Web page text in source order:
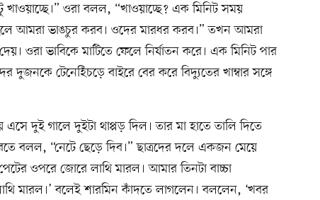
খাওয়াচ্ছে।” ওরা বলল, “খাওয়াচ্ছে? এক মিনিট সময়
আমরা ভাঙচুর করব। ওদের মারধর করব।” তখন আমরা
ওরা ভাবিকে মাটিতে ফেলে নির্যাতন করে। এক মিনিট পার
দুজনকে টেনেহিঁচড়ে বাইরে বের করে বিদ্যুতের খাম্বার সঙ্গে
দুই গালে দুইটা থাপ্পড় দিল। তার মা হাতে তালি দিতে
বলল, “নেটে ছেড়ে দিব।” ছাত্রদের দলে একজন মেয়ে
ওপরে জোরে লাথি মারল। আমার তিনটা বাচ্চা
মারল।’ বলেই শারমিন কাঁদতে লাগলেন। বললেন, ‘খবর